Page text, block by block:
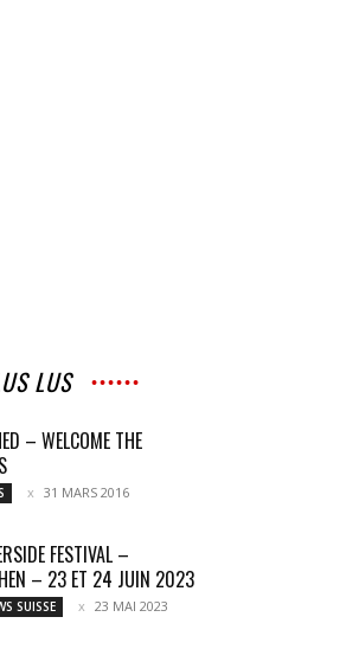
LUS
– WELCOME THE
31 MARS 2016
FESTIVAL –
– 23 ET 24 JUIN 2023
SUISSE 23 MAI 2023